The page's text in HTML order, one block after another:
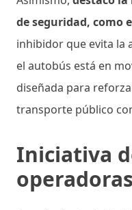
de seguridad, como
inhibidor que evita la
el autobús está en
diseñada para
transporte público
Iniciativa
operadoras